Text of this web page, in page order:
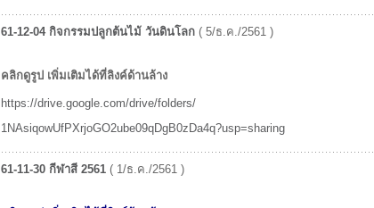
61-12-04 กิจกรรมปลูกต้นไม้ วันดินโลก ( 5/ธ.ค./2561 )
คลิกดูรูป เพิ่มเติมได้ที่ลิงค์ด้านล้าง
https://drive.google.com/drive/folders/
1NAsiqowUfPXrjoGO2ube09qDgB0zDa4q?usp=sharing
61-11-30 กีฬาสี 2561 ( 1/ธ.ค./2561 )